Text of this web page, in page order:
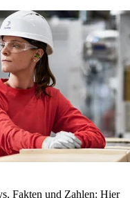
Fakten und Zahlen: Hier